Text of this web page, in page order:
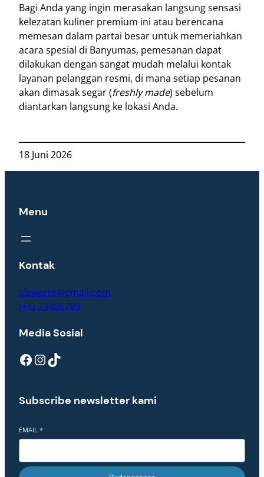
Bagi Anda yang ingin merasakan langsung sensasi
kelezatan kuliner premium ini atau berencana
memesan dalam partai besar untuk memeriahkan
acara spesial di Banyumas, pemesanan dapat
dilakukan dengan sangat mudah melalui kontak
layanan pelanggan resmi, di mana setiap pesanan
akan dimasak segar (freshly made) sebelum
diantarkan langsung ke lokasi Anda.
18 Juni 2026
Menu
Kontak
alswerte@gmail.com
(+1) 23456789
Media Sosial
Facebook InstagramTikTok
Subscribe newsletter kami
EMAIL *